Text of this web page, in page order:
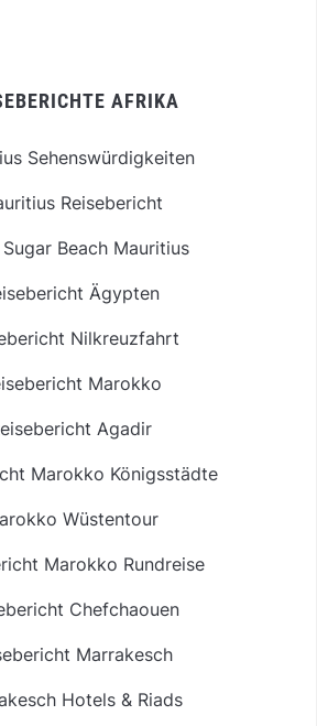
AFRIKA
Sehenswürdigkeiten
Reisebericht
Beach Mauritius
Ägypten
Nilkreuzfahrt
Marokko
Agadir
Marokko Königsstädte
Wüstentour
Marokko Rundreise
Chefchaouen
Marrakesch
Hotels & Riads